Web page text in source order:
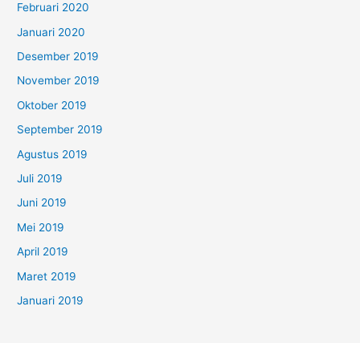
Februari 2020
Januari 2020
Desember 2019
November 2019
Oktober 2019
September 2019
Agustus 2019
Juli 2019
Juni 2019
Mei 2019
April 2019
Maret 2019
Januari 2019